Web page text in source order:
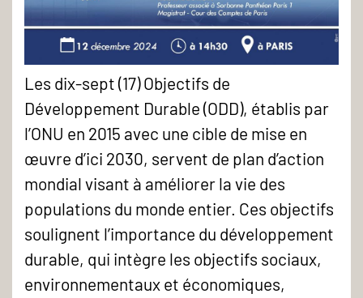
Les dix-sept (17) Objectifs de
Développement Durable (ODD), établis par
l’ONU en 2015 avec une cible de mise en
œuvre d’ici 2030, servent de plan d’action
mondial visant à améliorer la vie des
populations du monde entier. Ces objectifs
soulignent l’importance du développement
durable, qui intègre les objectifs sociaux,
environnementaux et économiques,